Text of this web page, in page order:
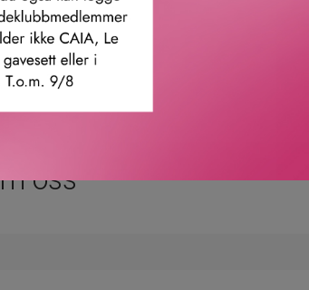
ut og myker opp huden, og maksimer
oss